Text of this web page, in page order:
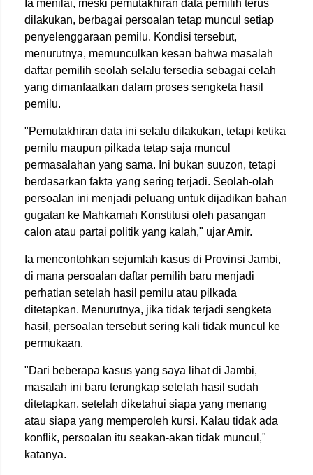
Ia menilai, meski pemutakhiran data pemilih terus
dilakukan, berbagai persoalan tetap muncul setiap
penyelenggaraan pemilu. Kondisi tersebut,
menurutnya, memunculkan kesan bahwa masalah
daftar pemilih seolah selalu tersedia sebagai celah
yang dimanfaatkan dalam proses sengketa hasil
pemilu.
"Pemutakhiran data ini selalu dilakukan, tetapi ketika
pemilu maupun pilkada tetap saja muncul
permasalahan yang sama. Ini bukan suuzon, tetapi
berdasarkan fakta yang sering terjadi. Seolah-olah
persoalan ini menjadi peluang untuk dijadikan bahan
gugatan ke Mahkamah Konstitusi oleh pasangan
calon atau partai politik yang kalah," ujar Amir.
Ia mencontohkan sejumlah kasus di Provinsi Jambi,
di mana persoalan daftar pemilih baru menjadi
perhatian setelah hasil pemilu atau pilkada
ditetapkan. Menurutnya, jika tidak terjadi sengketa
hasil, persoalan tersebut sering kali tidak muncul ke
permukaan.
"Dari beberapa kasus yang saya lihat di Jambi,
masalah ini baru terungkap setelah hasil sudah
ditetapkan, setelah diketahui siapa yang menang
atau siapa yang memperoleh kursi. Kalau tidak ada
konflik, persoalan itu seakan-akan tidak muncul,"
katanya.